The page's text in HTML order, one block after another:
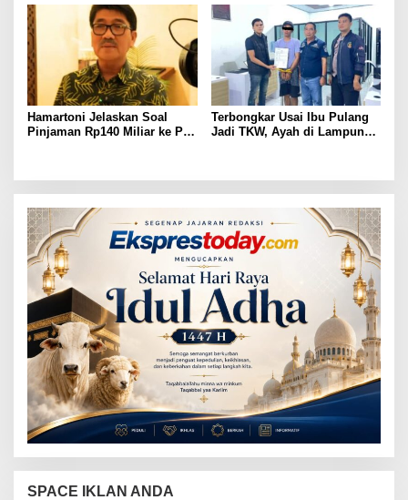
Hamartoni Jelaskan Soal
Pinjaman Rp140 Miliar ke PT
Terbongkar Usai Ibu Pulang
Jadi TKW, Ayah di Lampung
SPACE IKLAN ANDA